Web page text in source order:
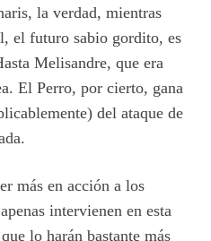
la verdad, mientras
el futuro sabio gordito, es
Melisandre, que era
El Perro, por cierto, gana
del ataque de
más en acción a los
intervienen en esta
lo harán bastante más